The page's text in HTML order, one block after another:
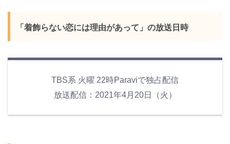
「着飾らない恋には理由があって」の放送日時
TBS系 火曜 22時Paraviで独占配信
放送配信：2021年4月20日（火）